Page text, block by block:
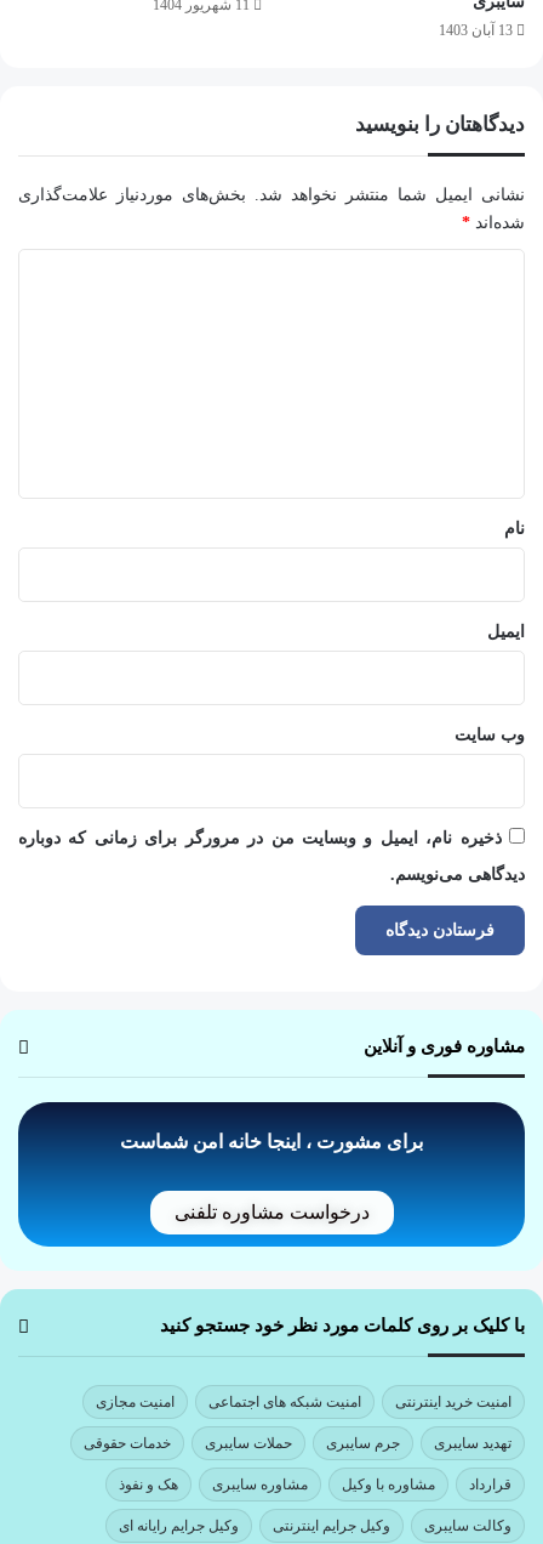
13 آبان 1403
11 شهریور 1404
دیدگاهتان را بنویسید
نشانی ایمیل شما منتشر نخواهد شد. بخش‌های موردنیاز علامت‌گذاری
شده‌اند *
نام
ایمیل
وب‌ سایت
ذخیره نام، ایمیل و وبسایت من در مرورگر برای زمانی که دوباره
دیدگاهی می‌نویسم.
مشاوره فوری و آنلاین
برای مشورت ، اینجا خانه امن شماست
درخواست مشاوره تلفنی
با کلیک بر روی کلمات مورد نظر خود جستجو کنید
امنیت خرید اینترنتی امنیت شبکه های اجتماعی امنیت مجازی
تهدید سایبری جرم سایبری حملات سایبری خدمات حقوقی
قرارداد مشاوره با وکیل مشاوره سایبری هک و نفوذ
وکالت سایبری وکیل جرایم اینترنتی وکیل جرایم رایانه ای